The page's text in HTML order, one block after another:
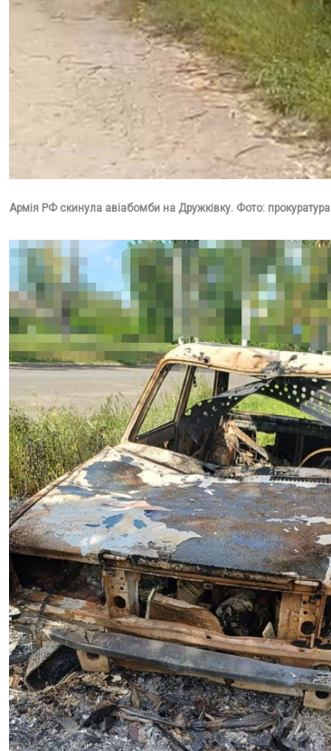
Армія РФ скинула авіабомби на Дружківку. Фото: прокуратура